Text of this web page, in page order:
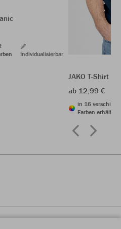
Individualisierbar
JAKO T-Shirt
ab 12,99 €
in 16
Farben